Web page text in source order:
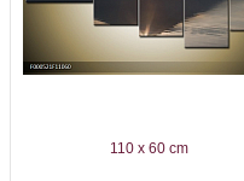
110 x 60 cm